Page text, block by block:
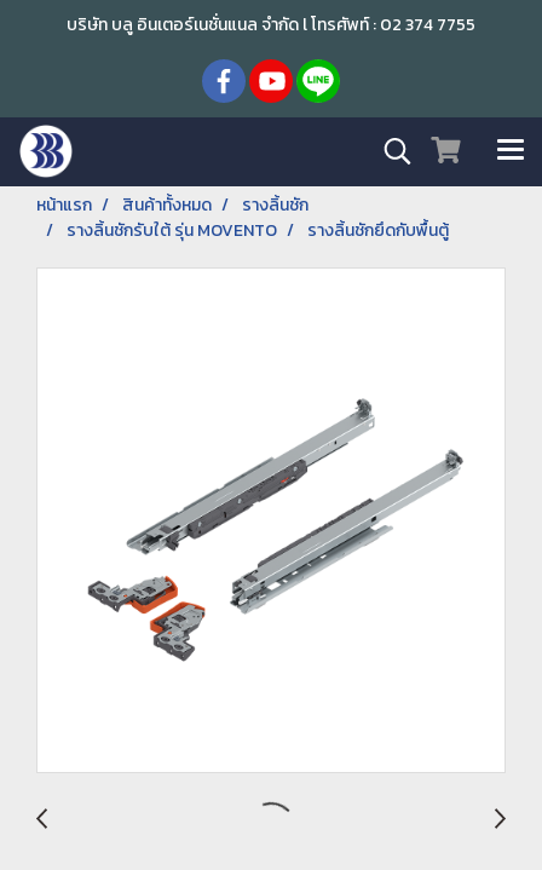
บริษัท บลู อินเตอร์เนชั่นแนล จำกัด l โทรศัพท์ : 02 374 7755
หน้าแรก สินค้าทั้งหมด
รางลิ้นชัก
รางลิ้นชักรับใต้ รุ่น MOVENTO
รางลิ้นชักยึดกับพื้นตู้